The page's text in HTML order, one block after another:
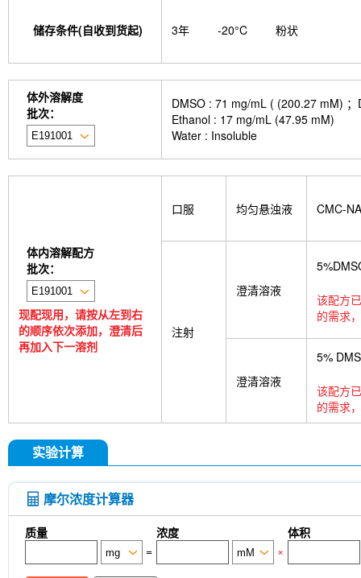
Esculin
Azomycin
β-Amyloid (1-42),
(+)-Cellobiose
Lipocalin-2 / NGAL Antibody
Indolepropionic acid
DL-Citrulline
6-
L-carnosine
Id1 Rabbit
Calponin Rabbit Recombinant mAb
Ginsenoside Rk1
Sinensetin
(R)-(-)-Mandelic acid
2'-deoxyguanosine
D-
β-Alanine methyl ester
D-Fructose-1,6-
DHA
tetrasodium salt
CTX-0294885
Deoxycytidine 5'-monophosphate
Achyranthes bidentata root
Methyl cellulose
Samrotamab (Anti-LRRC15 / LIB)
(Anti-Sortilin / SORT1)
Anti-mouse Ly6G/Ly6C
InVivo
(Rabbit mAb) [J23P13]
(Rabbit mAb) [A17G4]
Antibody (Rabbit mAb) [G24G18]
X5050
(Rabbit mAb) [P21B22]
Junctional Adhesion
independent) Antibody (Rabbit mAb) [E19P8]
储存条件(自收到货起) 3年 -20°C 粉状
体外溶解度
批次：
DMSO : 71 mg/mL ( (200.27 mM)
Ethanol : 17 mg/mL (47.95 mM)
Water : Insoluble
体内溶解配方
批次：
现配现用，请按从左到右
的顺序依次添加，澄清后
再加入下一溶剂
口服 均匀悬浊液 CMC-NA
注射
澄清溶液
该配方
的需求
澄清溶液
5%
该配方
的需求
实验计算
摩尔浓度计算器
质量 浓度
体积
=
×